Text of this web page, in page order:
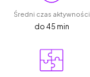
Średni czas aktywności
do 45 min